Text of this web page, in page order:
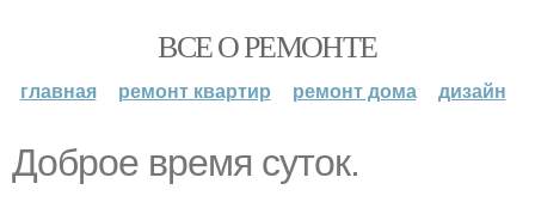
ВСЕ О РЕМОНТЕ
главная ремонт квартир ремонт дома дизайн
Доброе время суток.